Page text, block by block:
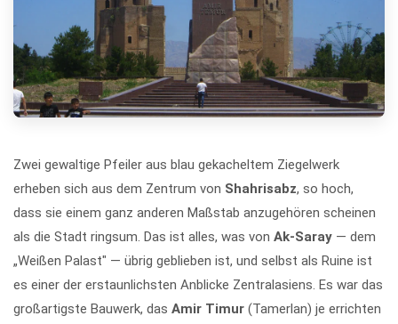
Zwei gewaltige Pfeiler aus blau gekacheltem Ziegelwerk
erheben sich aus dem Zentrum von Shahrisabz, so hoch,
dass sie einem ganz anderen Maßstab anzugehören scheinen
als die Stadt ringsum. Das ist alles, was von Ak-Saray — dem
„Weißen Palast" — übrig geblieben ist, und selbst als Ruine ist
es einer der erstaunlichsten Anblicke Zentralasiens. Es war das
großartigste Bauwerk, das Amir Timur (Tamerlan) je errichten